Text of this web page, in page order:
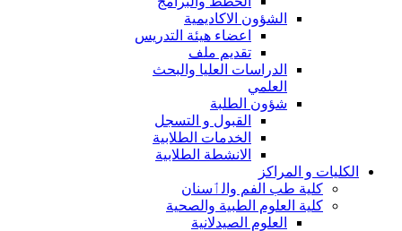
الشؤون الاكاديمية
اعضاء هيئة التدريس
تقديم ملف
الدراسات العليا والبحث
العلمي
شؤون الطلبة
القبول و التسجل
الخدمات الطلابية
الانشطة الطلابية
الكليات و المراكز
كلية طب الفم والٲسنان
كلية العلوم الطبية والصحية
العلوم الصيدلانية